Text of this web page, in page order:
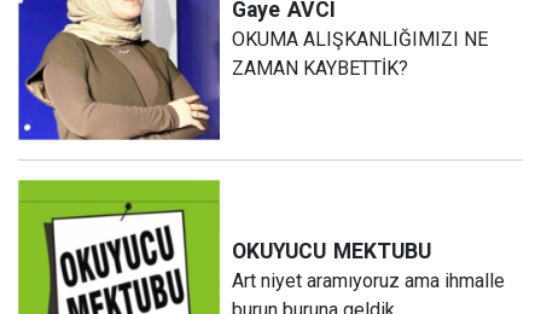
Gaye AVCI
OKUMA ALIŞKANLIĞIMIZI NE
ZAMAN KAYBETTİK?
OKUYUCU MEKTUBU
Art niyet aramıyoruz ama ihmalle